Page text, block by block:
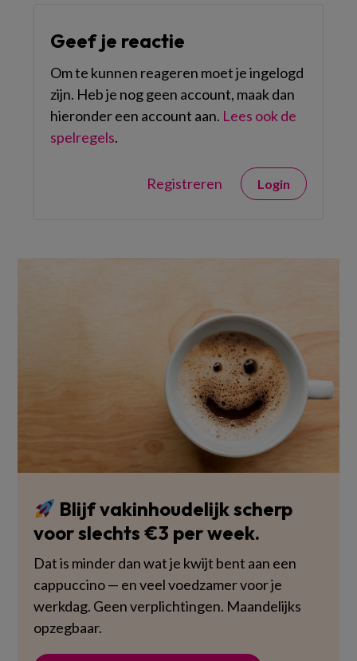
Geef je reactie
Om te kunnen reageren moet je ingelogd
zijn. Heb je nog geen account, maak dan
hieronder een account aan. Lees ook de
spelregels.
Registreren Login
Blijf vakinhoudelijk scherp
voor slechts €3 per week.
Dat is minder dan wat je kwijt bent aan een
cappuccino — en veel voedzamer voor je
werkdag. Geen verplichtingen. Maandelijks
opzegbaar.